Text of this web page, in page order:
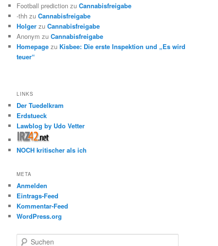
Football prediction zuCannabisfreigabe
-thh zuCannabisfreigabe
Holger zuCannabisfreigabe
Anonym zuCannabisfreigabe
Homepage zu Kisbee: Die erste Inspektion und „Es wird
teuer“
LINKS
Der Tuedelkram
Erdstueck
Lawblog by Udo Vetter
NOCH kritischer als ich
META
Anmelden
Eintrags-Feed
Kommentar-Feed
WordPress.org